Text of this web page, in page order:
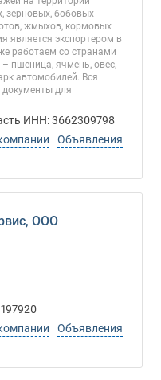
зерновых, бобовых
жмыхов, кормовых
является экспортером в
работаем со странами
пшеница, ячмень, овес,
автомобилей. Вся
для
ИНН: 3662309798
Объявления
ООО
Объявления